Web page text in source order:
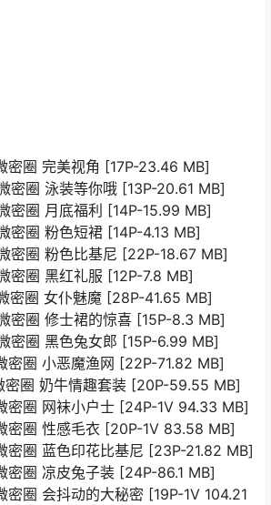
密圈 完美视角 [17P-23.46 MB]
密圈 泳装等你哦 [13P-20.61 MB]
密圈 月底福利 [14P-15.99 MB]
密圈 粉色短裙 [14P-4.13 MB]
密圈 粉色比基尼 [22P-18.67 MB]
密圈 黑红礼服 [12P-7.8 MB]
密圈 女仆魅魔 [28P-41.65 MB]
密圈 修士裙的惊喜 [15P-8.3 MB]
密圈 黑色兔女郎 [15P-6.99 MB]
密圈 小恶魔渔网 [22P-71.82 MB]
密圈 奶牛情趣套装 [20P-59.55 MB]
密圈 网袜小户士 [24P-1V 94.33 MB]
密圈 性感毛衣 [20P-1V 83.58 MB]
密圈 蓝色印花比基尼 [23P-21.82 MB]
密圈 凉皮兔子装 [24P-86.1 MB]
密圈 会抖动的大秘密 [19P-1V 104.21